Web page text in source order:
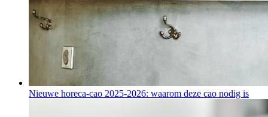
Nieuwe horeca-cao 2025-2026: waarom deze cao nodig is